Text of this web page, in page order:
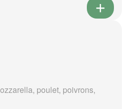
poulet, poivrons,